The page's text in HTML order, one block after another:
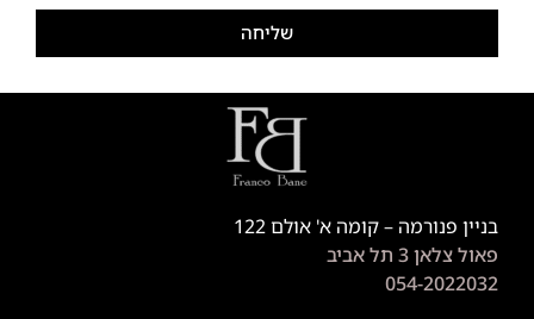
שליחה
בניין פנורמה – קומה א' אולם 122
פאול צלאן 3 תל אביב
054-2022032